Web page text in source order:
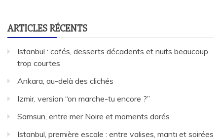
ARTICLES RÉCENTS
Istanbul : cafés, desserts décadents et nuits beaucoup
trop courtes
Ankara, au-delà des clichés
Izmir, version “on marche-tu encore ?”
Samsun, entre mer Noire et moments dorés
Istanbul, première escale : entre valises, mantı et soirées